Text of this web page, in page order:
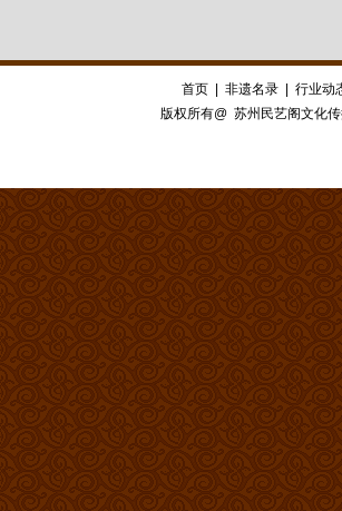
首页 非遗名录 行业动
版权所有@ 苏州民艺阁文化